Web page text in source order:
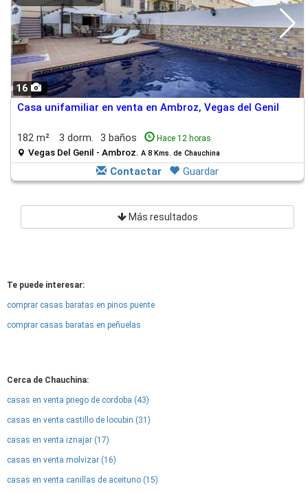
16
Casa unifamiliar en venta en Ambroz, Vegas del Genil
182 m² 3 dorm. 3 baños Hace 12 horas
Vegas Del Genil - Ambroz. A 8 Kms. de Chauchina
Contactar Guardar
Más resultados
Te puede interesar:
comprar casas baratas en pinos puente
comprar casas baratas en peñuelas
Cerca de Chauchina:
casas en venta priego de cordoba (43)
casas en venta castillo de locubin (31)
casas en venta iznajar (17)
casas en venta molvizar (16)
casas en venta canillas de aceituno (15)